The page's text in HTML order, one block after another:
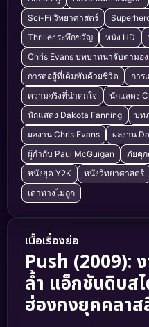
Sci-Fi วิทยาศาสตร์
Thriller ระทึกขวัญ
หนัง HD
Chris Evans บทบาทน่าจับตามอง
การต่อสู้ที่เดิมพันด้วยชีวิต
การ
ความจริงที่น่าตกใจ
นักแสดง
นักแสดง Dakota Fanning
บท
ผลงาน Chris Evans
ผลงาน
ผู้กำกับ Paul McGuigan
ภัยคุก
หนังยุค Y2K
หนังวิทยาศาสตร์
เดาทางไม่ถูก
เนื้อเรื่องย่อ
Push (2009):
ล้ำ แอ็กชันดิบส
ฮ่องกงยุคคลาส